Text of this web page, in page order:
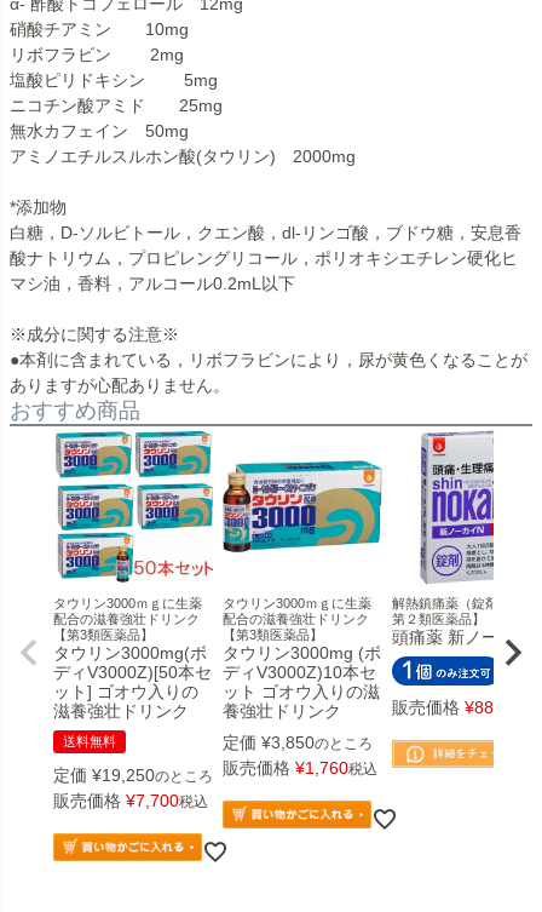
硝酸チアミン 10mg
リボフラビン 2mg
塩酸ピリドキシン 5mg
ニコチン酸アミド 25mg
無水カフェイン 50mg
アミノエチルスルホン酸(タウリン) 2000mg
*添加物
白糖，D-ソルビトール，クエン酸，dl-リンゴ酸，ブドウ糖，安息香
酸ナトリウム，プロピレングリコール，ポリオキシエチレン硬化ヒ
マシ油，香料，アルコール0.2mL以下
※成分に関する注意※
●本剤に含まれている，リボフラビンにより，尿が黄色くなることが
ありますが心配ありません。
おすすめ商品
タウリン3000ｍｇに生薬
配合の滋養強壮ドリンク
【第3類医薬品】
タウリン3000mg(ボ
ディV3000Z)[50本セ
ット] ゴオウ入りの
滋養強壮ドリンク
送料無料
定価 ¥19,250のところ
販売価格 ¥7,700税込
タウリン3000ｍｇに生薬
配合の滋養強壮ドリンク
【第3類医薬品】
タウリン3000mg (ボ
ディV3000Z)10本セ
ット ゴオウ入りの滋
養強壮ドリンク
定価 ¥3,850のところ
販売価格 ¥1,760税込
解熱鎮痛薬（錠剤）【指
第２類医薬品】
頭痛薬 新ノーカイ
販売価格 ¥880